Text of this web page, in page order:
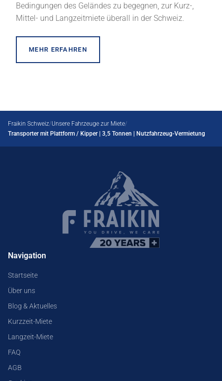
Bedingungen des Geländes zu begegnen, zur Kurz-,
Mittel- und Langzeitmiete überall in der Schweiz.
MEHR ERFAHREN
Fraikin Schweiz Unsere Fahrzeuge zur Miete
Transporter mit Plattform / Kipper | 3,5 Tonnen | Nutzfahrzeug-Vermietung
Navigation
Startseite
Über uns
Blog & Aktuelles
Kurzzeit-Miete
Langzeit-Miete
FAQ
AGB